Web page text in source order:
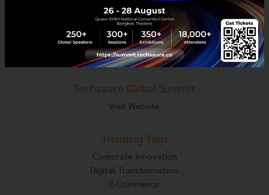
About Techsauce
Techsauce Services
Privacy Policy
ส่งบทความ
Techsauce Global Summit
Visit Website
Trending Tags
Corporate Innovation
Digital Transformation
E-Commerce